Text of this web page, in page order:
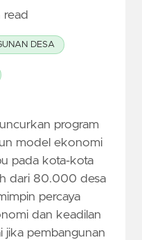
read
DESA
program
model ekonomi
pada kota-kota
dari 80.000 desa
percaya
dan keadilan
jika pembangunan